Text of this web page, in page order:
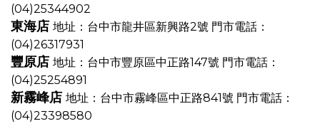
(04)25344902
東海店 地址：台中市龍井區新興路2號 門市電話：
(04)26317931
豐原店 地址：台中市豐原區中正路147號 門市電話：
(04)25254891
新霧峰店 地址：台中市霧峰區中正路841號 門市電話：
(04)23398580